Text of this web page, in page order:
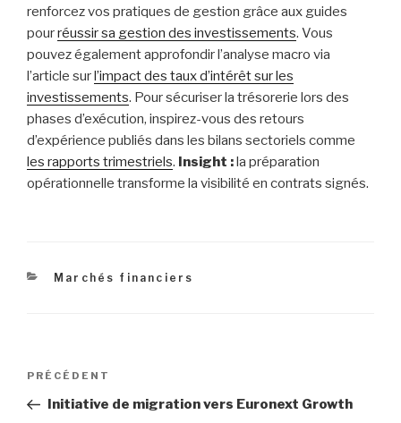
renforcez vos pratiques de gestion grâce aux guides
pourréussir sa gestion des investissements. Vous
pouvez également approfondir l’analyse macro via
l’article sur l’impact des taux d’intérêt sur les
investissements. Pour sécuriser la trésorerie lors des
phases d’exécution, inspirez-vous des retours
d’expérience publiés dans les bilans sectoriels comme
les rapports trimestriels. Insight : la préparation
opérationnelle transforme la visibilité en contrats signés.
Catégories
Marchés financiers
Navigation
l’article
Article
précédent
PRÉCÉDENT
Initiative de migration vers Euronext Growth